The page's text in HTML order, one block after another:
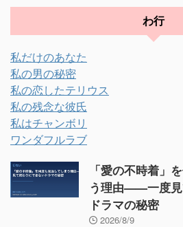
わ行
私だけのあなた
私の男の秘密
私の恋したテリウス
私の残念な彼氏
私はチャンボリ
ワンダフルラブ
「愛の不時着」
う理由——一度見
ドラマの秘密
2026/8/9